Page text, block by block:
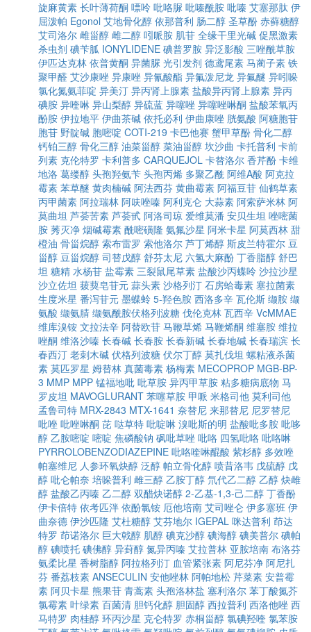
旋麻黄素 长叶薄荷酮 嘌呤 吡咯脲 吡嗪酰胺 吡嗪 艾塞那肽 伊
屈泼帕 Egonol 艾地骨化醇 依那普利 肠二醇 圣草酚 赤藓糖醇
艾司洛尔 雌甾醇 雌二醇 吲哌胺 肌苷 全缘干里光碱 促黑激素
杀虫剂 碘苄胍 IONYLIDENE 碘普罗胺 异泛影酸 三唑酰草胺
伊匹达克林 依普黄酮 异菌脲 光引发剂 德鸢尾素 马蔺子素 铁
聚甲醛 艾沙康唑 异康唑 异氰酸酯 异氟泼尼龙 异氟醚 异吲哚
氯化氮氨菲啶 异美汀 异丙肾上腺素 盐酸异丙肾上腺素 异丙
碘胺 异喹啉 异山梨醇 异硫蓝 异噻唑 异噻唑啉酮 盐酸苯氧丙
酚胺 伊拉地平 伊曲茶碱 依托必利 伊曲康唑 胱氨酸 阿糖胞苷
胞苷 野靛碱 胞嘧啶 COTI-219 卡巴他赛 蟹甲草酚 骨化二醇
钙铂三醇 骨化三醇 油菜甾醇 菜油甾醇 坎沙曲 卡托普利 卡前
列素 克伦特罗 卡利普多 CARQUEJOL 卡替洛尔 香芹酚 卡维
地洛 葛缕醇 头孢羟氨苄 头孢丙烯 多聚乙酰 阿维A酸 阿克拉
霉素 苯草醚 黄肉楠碱 阿法西芬 黄曲霉素 阿福豆苷 仙鹤草素
丙甲菌素 阿拉瑞林 阿呋唑嗪 阿利克仑 大蒜素 阿索萨米林 阿
莫曲坦 芦荟苦素 芦荟甙 阿洛司琼 爱维莫潘 安贝生坦 唑嘧菌
胺 莠灭净 烟碱霉素 酰嘧磺隆 氨氟沙星 阿米卡星 阿莫西林 甜
橙油 骨甾烷醇 索布雷罗 索他洛尔 芦丁烯醇 斯皮兰特霍尔 豆
甾醇 豆甾烷醇 司替戊醇 舒芬太尼 六氢大麻酚 丁香脂醇 舒巴
坦 糖精 水杨苷 盐霉素 三裂鼠尾草素 盐酸沙丙蝶呤 沙拉沙星
沙立佐坦 菝葜皂苷元 蒜头素 沙格列汀 石房蛤毒素 塞拉菌素
生度米星 番泻苷元 墨蝶蛉 5-羟色胺 西洛多辛 瓦伦斯 缬胺 缬
氨酸 缬氨腈 缬氨酰胺伏格列波糖 伐伦克林 瓦西辛 VcMMAE
维库溴铵 文拉法辛 阿替欧苷 马鞭草烯 马鞭烯酮 维塞胺 维拉
唑酮 维洛沙嗪 长春碱 长春胺 长春新碱 长春地碱 长春瑞滨 长
春西汀 老刺木碱 伏格列波糖 伏尔丁醇 莫扎伐坦 螺粘液杀菌
素 莫匹罗星 姆替林 真菌毒素 杨梅素 MECOPROP MGB-BP-
3 MMP MPP 锰福地吡 吡草胺 异丙甲草胺 粘多糖病底物 马
罗皮坦 MAVOGLURANT 苯噻草胺 甲哌 米格司他 莫利司他
孟鲁司特 MRX-2843 MTX-1641 奈替尼 来那替尼 尼罗替尼
吡唑 吡唑啉酮 芘 哒草特 吡啶啉 溴吡斯的明 盐酸吡多胺 吡哆
醇 乙胺嘧啶 嘧啶 焦磷酸钠 砜吡草唑 吡咯 四氢吡咯 吡咯啉
PYRROLOBENZODIAZEPINE 吡咯喹啉醌酸 紫杉醇 多效唑
帕塞维尼 人参环氧炔醇 泛醇 帕立骨化醇 喷昔洛韦 戊硫醇 戊
醇 吡仑帕奈 培哚普利 雌三醇 乙胺丁醇 氘代乙二醇 乙醇 炔雌
醇 盐酸乙丙嗪 乙二醇 双醋炔诺醇 2-乙基-1,3-己二醇 丁香酚
伊卡倍特 依考匹泮 依酚氯铵 厄他培南 艾司唑仑 伊多塞班 伊
曲奈德 伊沙匹隆 艾杜糖醇 艾芬地尔 IGEPAL 咪达普利 茚达
特罗 茚诺洛尔 巨大戟醇 肌醇 碘克沙醇 碘海醇 碘美普尔 碘帕
醇 碘喷托 碘佛醇 异葑醇 氮异丙嗪 艾拉普林 亚胺培南 布洛芬
氨柔比星 香树脂醇 阿拉格列汀 血管紧张素 阿尼芬净 阿尼扎
芬 番荔枝素 ANSECULIN 安他唑林 阿帕地松 芹菜素 安普霉
素 阿贝卡星 熊果苷 青蒿素 头孢洛林盐 塞利洛尔 苯丁酸氮芥
氯霉素 叶绿素 百菌清 胆钙化醇 胆固醇 西拉普利 西洛他唑 西
马特罗 肉桂醇 环丙沙星 克仑特罗 赤桐甾醇 氯碘羟喹 氯苯胺